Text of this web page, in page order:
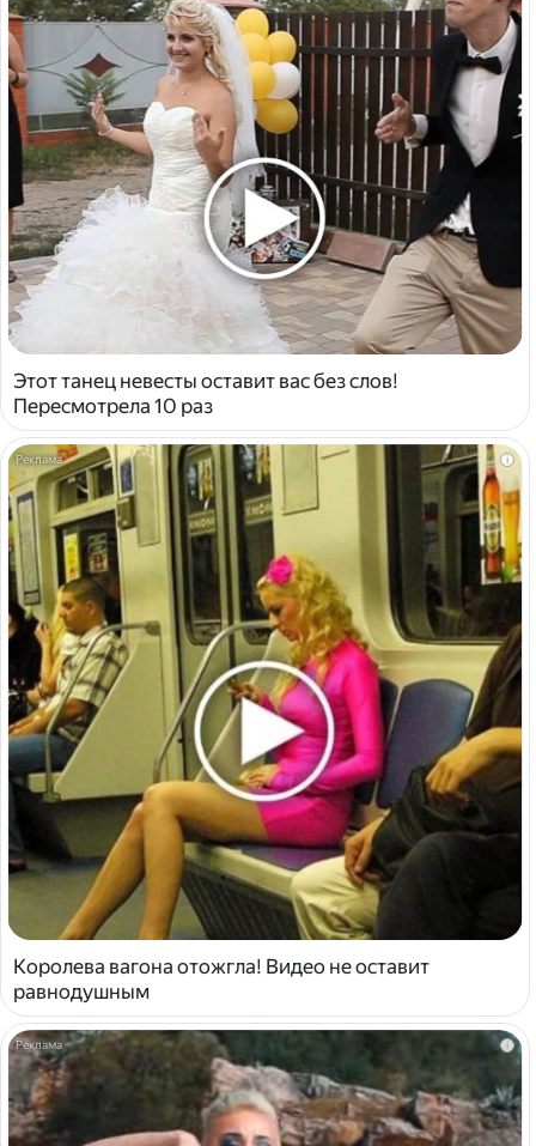
Этот танец невесты оставит вас без слов!
Пересмотрела 10 раз
i
Королева вагона отожгла! Видео не оставит
равнодушным
i